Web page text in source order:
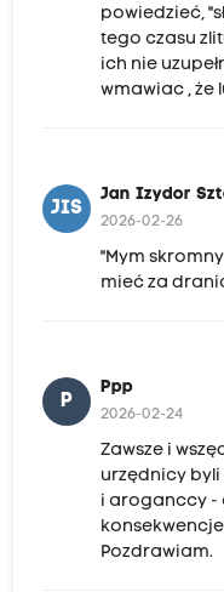
powiedzieć,
tego czasu
ich nie
wmawiac , że
JIS
Jan Izydor
2026-02-26
"Mym
mieć za
P
Ppp
2026-02-24
Zawsze i
urzędnicy byli
i aroganccy -
Pozdrawiam.